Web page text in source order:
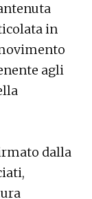
in
agli
dalla